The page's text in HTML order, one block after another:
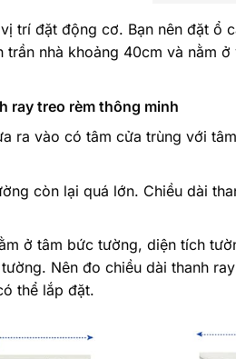
trí đặt động cơ. Bạn nên đặt ổ
trần nhà khoảng 40cm và nằm
ray treo rèm thông minh
ra vào có tâm cửa trùng với
còn lại quá lớn. Chiều dài
ở tâm bức tường, diện tích
Nên đo chiều dài thanh
thể lắp đặt.